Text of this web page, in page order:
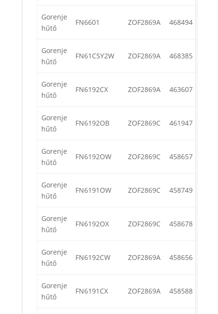
Gorenje
hűtő
FN6601 ZOF2869A 468494
Gorenje
hűtő
FN61CSY2W ZOF2869A 468385
Gorenje
hűtő
FN6192CX ZOF2869A 463607
Gorenje
hűtő
FN6192OB ZOF2869C 461947
Gorenje
hűtő
FN6192OW ZOF2869C 458657
Gorenje
hűtő
FN6191OW ZOF2869C 458749
Gorenje
hűtő
FN6192OX ZOF2869C 458678
Gorenje
hűtő
FN6192CW ZOF2869A 458656
Gorenje
hűtő
FN6191CX ZOF2869A 458588